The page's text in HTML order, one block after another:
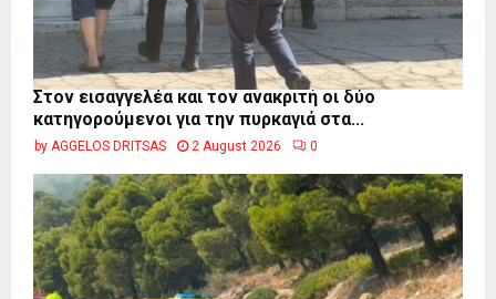
Στον εισαγγελέα και τον ανακριτή οι δύο
κατηγορούμενοι για την πυρκαγιά στα...
by AGGELOS DRITSAS 2 August 2026 0